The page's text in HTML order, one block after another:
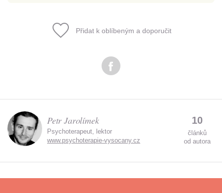
Odeslat
Přidat k oblíbeným a doporučit
Petr Jarolímek
Psychoterapeut, lektor
www.psychoterapie-vysocany.cz
10
článků
od autora